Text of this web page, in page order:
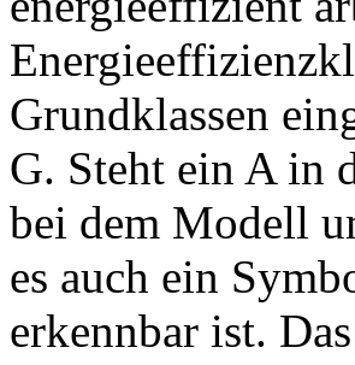
Grundklassen
G. Steht ein A in
bei dem Modell
es auch ein
erkennbar ist.